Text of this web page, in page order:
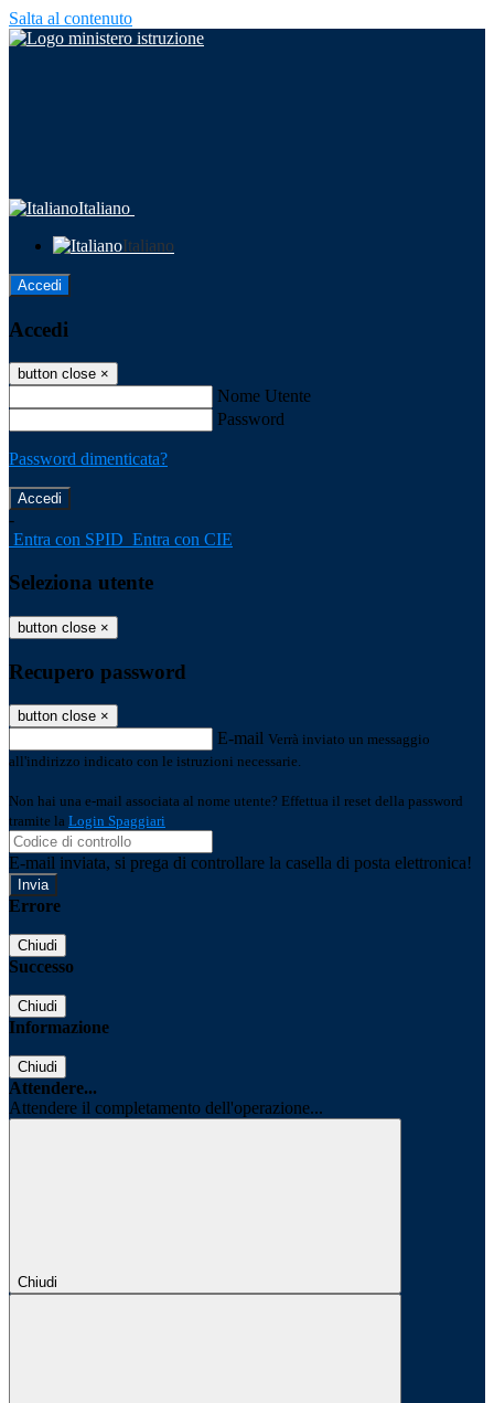
Salta al contenuto
Italiano
Italiano
Accedi
Accedi
button close ×
Nome Utente
Password
Password dimenticata?
-
Entra con SPID Entra con CIE
Seleziona utente
button close ×
Recupero password
button close ×
E-mail Verrà inviato un messaggio
all'indirizzo indicato con le istruzioni necessarie.
Non hai una e-mail associata al nome utente? Effettua il reset della password
tramite la Login Spaggiari
E-mail inviata, si prega di controllare la casella di posta elettronica!
Errore
Chiudi
Successo
Chiudi
Informazione
Chiudi
Attendere...
Attendere il completamento dell'operazione...
Chiudi